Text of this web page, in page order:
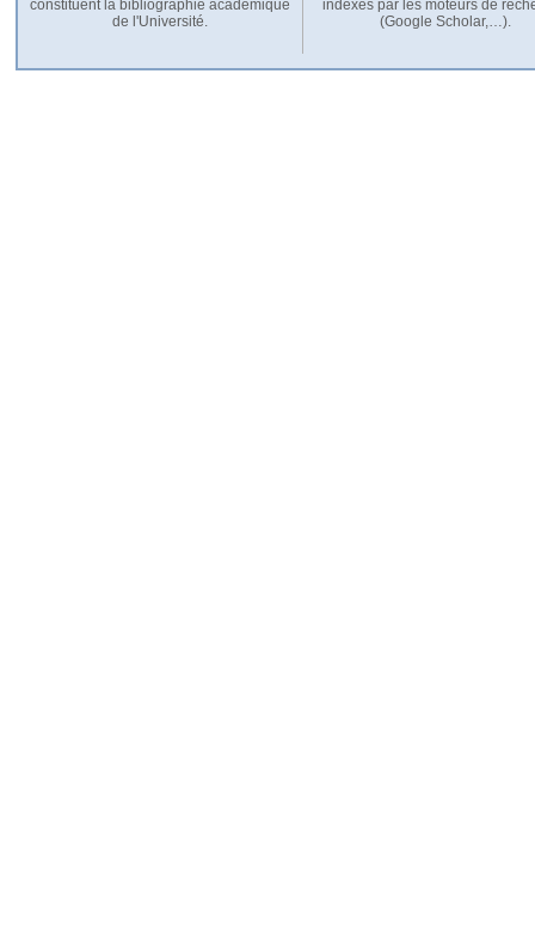
constituent la bibliographie académique
de l'Université.
indexés par les moteurs de
(Google Scholar,…).